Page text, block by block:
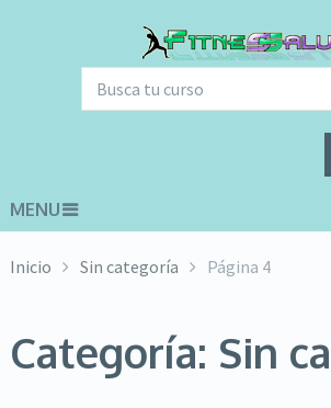
MENU
Inicio Sin categoría Página 4
Categoría: Sin